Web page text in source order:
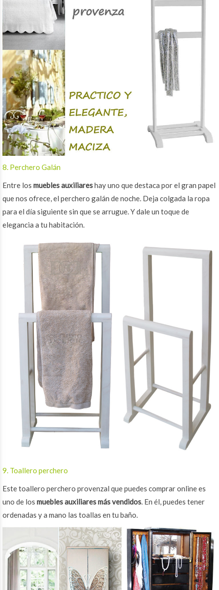
8. Perchero Galán
Entre los muebles auxiliareshay uno que destaca por el gran papel
que nos ofrece, el perchero galán de noche. Deja colgada la ropa
para el día siguiente sin que se arrugue. Y dale un toque de
elegancia a tu habitación.
9. Toallero perchero
Este toallero perchero provenzal que puedes comprar online es
uno de los muebles auxiliares más vendidos. En él, puedes tener
ordenadas y a mano las toallas en tu baño.